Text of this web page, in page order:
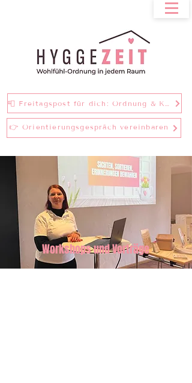
📮 Freitagspost für dich: Ordnung & Klarheit bei einer Tasse Tee
👉 Orientierungsgespräch vereinbaren
Workshops und Vorträge